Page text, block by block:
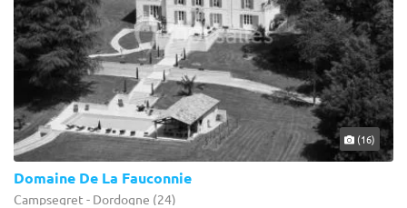
(16)
Domaine De La Fauconnie
Campsegret - Dordogne (24)